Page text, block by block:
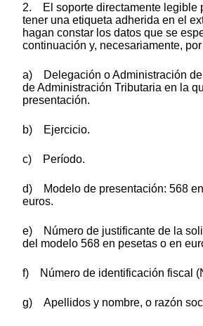
2. El soporte directamente legible
tener una etiqueta adherida en el
hagan constar los datos que se
continuación y, necesariamente,
a) Delegación o Administración de
de Administración Tributaria en la
presentación.
b) Ejercicio.
c) Período.
d) Modelo de presentación: 568
euros.
e) Número de justificante de la
del modelo 568 en pesetas o en
f) Número de identificación fiscal
g) Apellidos y nombre, o razón